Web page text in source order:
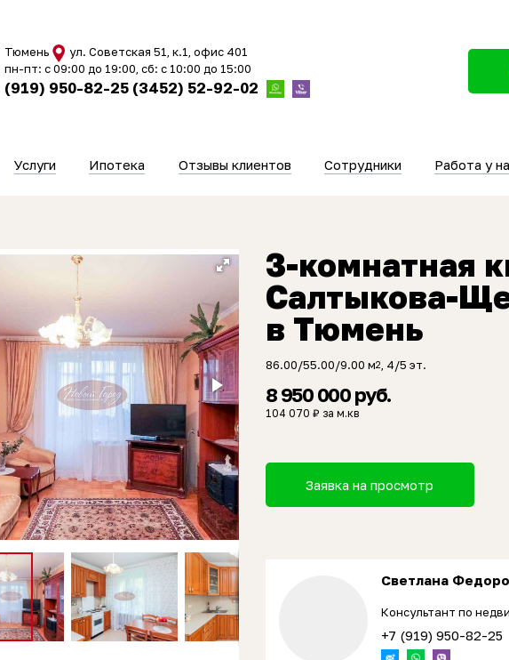
Тюмень
ул. Советская 51, к.1, офис 401
пн-пт: с 09:00 до 19:00, сб: с 10:00 до 15:00
(919) 950-82-25 (3452) 52-92-02
Услуги Ипотека Отзывы клиентов Сотрудники Работа у
3-комнатная
Салтыкова-
в Тюмень
86.00/55.00/9.00 м2 , 4/5 эт.
8 950 000 руб.
104 070 ₽ за м.кв
Заявка на просмотр
Светлана
Консультант по
+7 (919) 950-82-25